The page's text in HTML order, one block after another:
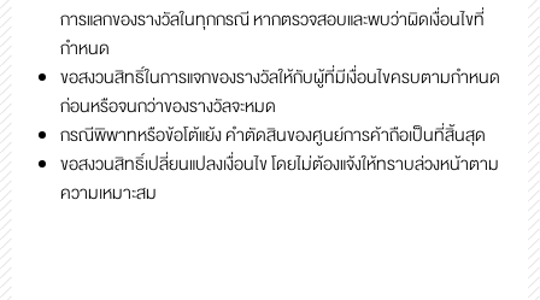
การแลกของรางวัลในทุกกรณี หากตรวจสอบและพบว่าผิดเงื่อนไขที่
กำหนด
ขอสงวนสิทธิ์ในการแจกของรางวัลให้กับผู้ที่มีเงื่อนไขครบตามกำหนด
ก่อนหรือจนกว่าของรางวัลจะหมด
กรณีพิพาทหรือข้อโต้แย้ง คำตัดสินของศูนย์การค้าถือเป็นที่สิ้นสุด
ขอสงวนสิทธิ์เปลี่ยนแปลงเงื่อนไข โดยไม่ต้องแจ้งให้ทราบล่วงหน้าตาม
ความเหมาะสม